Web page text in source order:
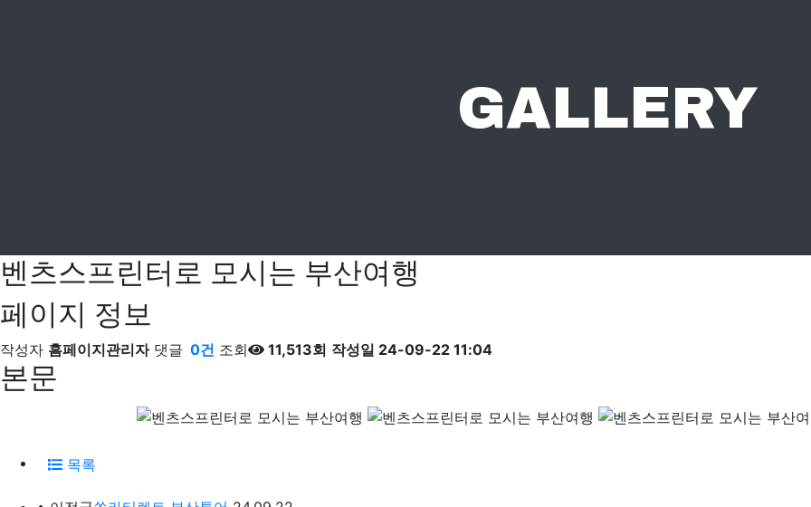
GALLERY
벤츠스프린터로 모시는 부산여행
페이지 정보
작성자 홈페이지관리자 댓글 0건 조회 11,513회 작성일 24-09-22 11:04
본문
목록